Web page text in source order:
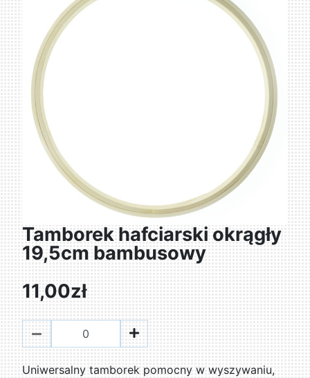
Tamborek hafciarski okrągły
19,5cm bambusowy
11,00zł
Uniwersalny tamborek pomocny w wyszywaniu,